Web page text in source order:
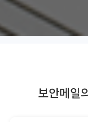
보안메일